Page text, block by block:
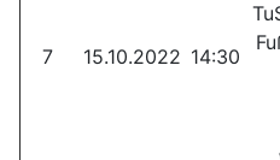
7 15.10.2022 14:30